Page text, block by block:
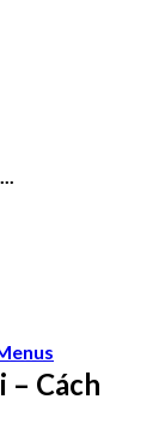
Cách